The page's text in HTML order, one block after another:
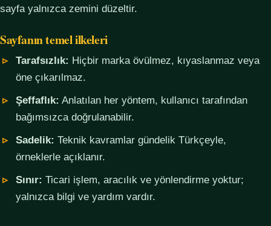
sayfa yalnızca zemini düzeltir.
Sayfanın temel ilkeleri
Tarafsızlık: Hiçbir marka övülmez, kıyaslanmaz veya
öne çıkarılmaz.
Şeffaflık: Anlatılan her yöntem, kullanıcı tarafından
bağımsızca doğrulanabilir.
Sadelik: Teknik kavramlar gündelik Türkçeyle,
örneklerle açıklanır.
Sınır: Ticari işlem, aracılık ve yönlendirme yoktur;
yalnızca bilgi ve yardım vardır.